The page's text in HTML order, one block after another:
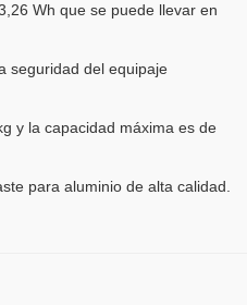
Wh que se puede llevar en
seguridad del equipaje
y la capacidad máxima es de
para aluminio de alta calidad.